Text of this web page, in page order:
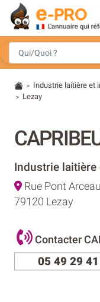
> Industrie laitière et
> Lezay
Industrie
Rue Pont Arceau
79120 Lezay
Contacter
05 49 29